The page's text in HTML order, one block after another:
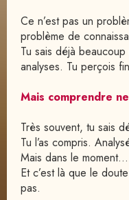
Ce n’est pas un
problème de
Tu sais déjà
analyses. Tu perçois
Mais comprendre
Très souvent, tu sais
Tu l’as compris.
Mais dans le
Et c’est là que le
pas.